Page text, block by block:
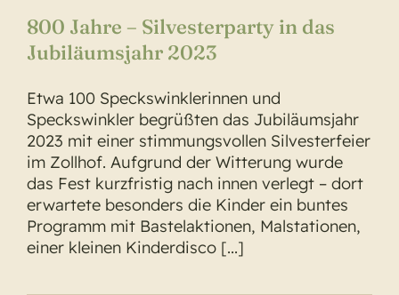
800 Jahre – Silvesterparty in das
Jubiläumsjahr 2023
Etwa 100 Speckswinklerinnen und
Speckswinkler begrüßten das Jubiläumsjahr
2023 mit einer stimmungsvollen Silvesterfeier
im Zollhof. Aufgrund der Witterung wurde
das Fest kurzfristig nach innen verlegt – dort
erwartete besonders die Kinder ein buntes
Programm mit Bastelaktionen, Malstationen,
einer kleinen Kinderdisco [...]